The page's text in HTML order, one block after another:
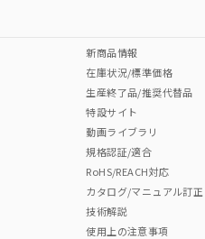
Cr(VI)
がされた商品であっても、流通
新商品情報
在庫状況/標準価格
生産終了品/推奨代替品
特設サイト
動画ライブラリ
規格認証/適合
RoHS/REACH対応
カタログ/マニュアル訂正
技術解説
使用上の注意事項